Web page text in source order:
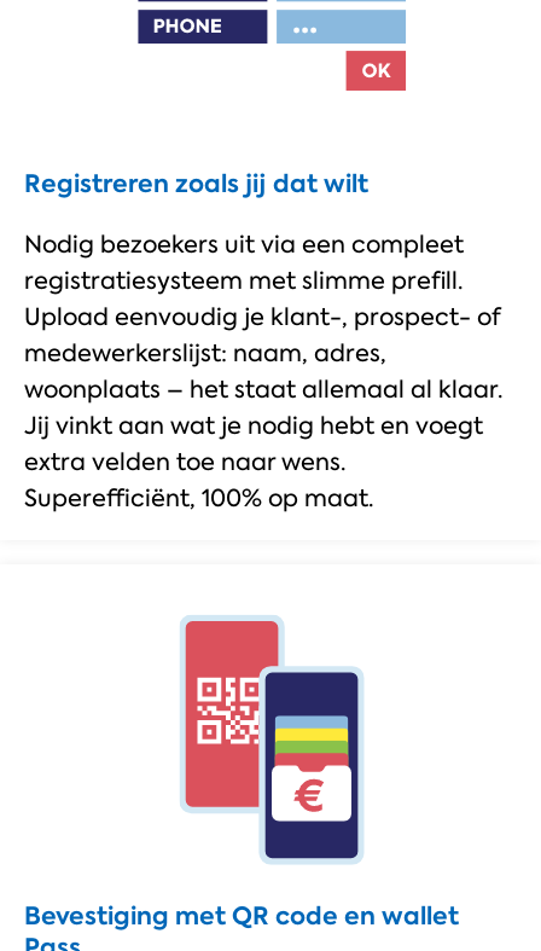
Registreren zoals jij dat wilt
Nodig bezoekers uit via een compleet
registratiesysteem met slimme prefill.
Upload eenvoudig je klant-, prospect- of
medewerkerslijst: naam, adres,
woonplaats – het staat allemaal al klaar.
Jij vinkt aan wat je nodig hebt en voegt
extra velden toe naar wens.
Superefficiënt, 100% op maat.
Bevestiging met QR code en wallet